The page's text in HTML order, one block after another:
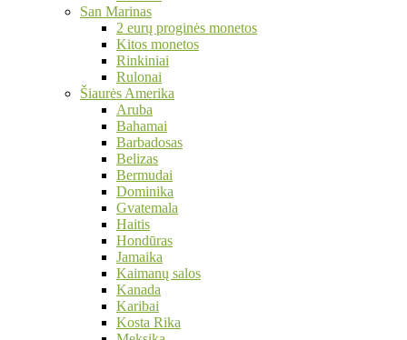
San Marinas
2 eurų proginės monetos
Kitos monetos
Rinkiniai
Rulonai
Šiaurės Amerika
Aruba
Bahamai
Barbadosas
Belizas
Bermudai
Dominika
Gvatemala
Haitis
Hondūras
Jamaika
Kaimanų salos
Kanada
Karibai
Kosta Rika